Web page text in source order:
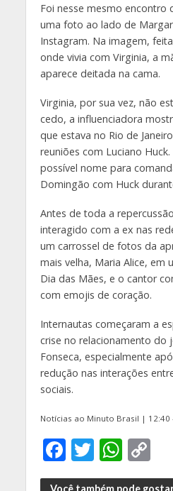
Foi nesse mesmo encontro
uma foto ao lado de
Instagram. Na imagem,
onde vivia com Virginia, a
aparece deitada na cama.
Virginia, por sua vez, não
cedo, a influenciadora
que estava no Rio de
reuniões com Luciano
possível nome para
Domingão com Huck
Antes de toda a
interagido com a ex nas
um carrossel de fotos da
mais velha, Maria Alice, em
Dia das Mães, e o cantor
com emojis de coração.
Internautas começaram a
crise no relacionamento do
Fonseca, especialmente
redução nas interações
sociais.
Notícias ao Minuto Brasil | 12:40
F
ac
T
w
W
h
C
o
Você também pode